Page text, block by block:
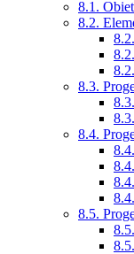
8.1.
8.2.
8.3.
8.4.
8.5.